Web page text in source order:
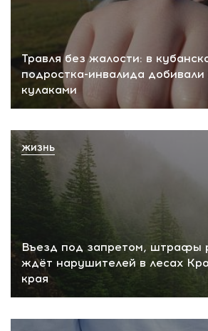
Травля без жалости: в
подростка-инвалида
кулаками
Въезд под запретом, штрафы
ждёт нарушителей в лесах
края
ЖИЗНЬ